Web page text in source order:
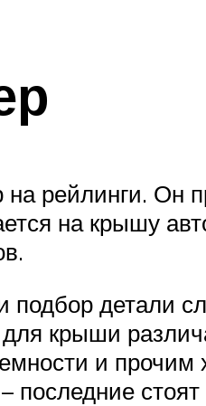
рейлинги. Он
на крышу
детали
для крыши
и прочим
последние